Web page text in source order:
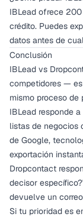
IBLead ofrece
crédito. Puedes
datos antes de
Conclusión
IBLead vs
competidores —
mismo proceso de
IBLead responde
listas de negocios
de Google,
exportación
Dropcontact
decisor
devuelve un
Si tu prioridad es